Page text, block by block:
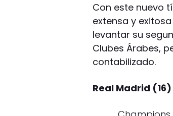
Con este nuevo
extensa y
levantar su
Clubes Árabes,
contabilizado.
Real Madrid (16)